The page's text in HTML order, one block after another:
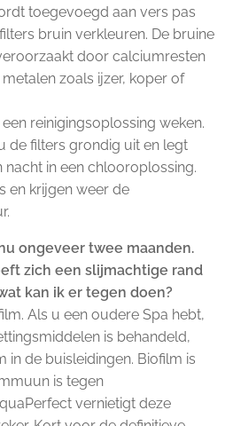
toegevoegd aan vers pas
bruin verkleuren. De bruine
door calciumresten
zoals ijzer, koper of
reinigingsoplossing weken.
de filters grondig uit en legt
in een chlooroplossing.
en krijgen weer de
ongeveer twee maanden.
zich een slijmachtige rand
kan ik er tegen doen?
Als u een oudere Spa hebt,
is behandeld,
in de buisleidingen. Biofilm is
is tegen
vernietigt deze